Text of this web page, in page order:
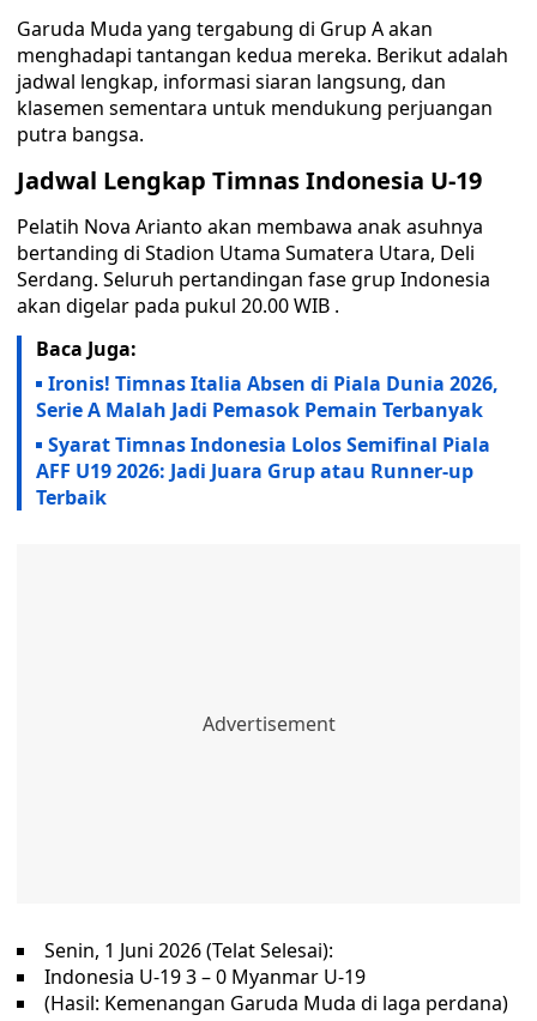
Garuda Muda yang tergabung di Grup A akan
menghadapi tantangan kedua mereka. Berikut adalah
jadwal lengkap, informasi siaran langsung, dan
klasemen sementara untuk mendukung perjuangan
putra bangsa.
Jadwal Lengkap Timnas Indonesia U-19
Pelatih Nova Arianto akan membawa anak asuhnya
bertanding di Stadion Utama Sumatera Utara, Deli
Serdang. Seluruh pertandingan fase grup Indonesia
akan digelar pada pukul 20.00 WIB .
Baca Juga:
Ironis! Timnas Italia Absen di Piala Dunia 2026,
Serie A Malah Jadi Pemasok Pemain Terbanyak
Syarat Timnas Indonesia Lolos Semifinal Piala
AFF U19 2026: Jadi Juara Grup atau Runner-up
Terbaik
Senin, 1 Juni 2026 (Telat Selesai):
Indonesia U-19 3 – 0 Myanmar U-19
(Hasil: Kemenangan Garuda Muda di laga perdana)